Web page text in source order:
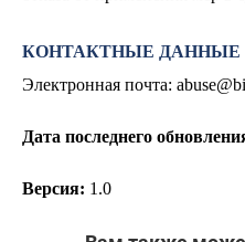
КОНТАКТНЫЕ ДАННЫЕ
Электронная почта:
Дата последнего
Версия: 1.0